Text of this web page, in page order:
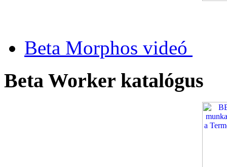
Beta Morphos videó
Beta Worker katalógus